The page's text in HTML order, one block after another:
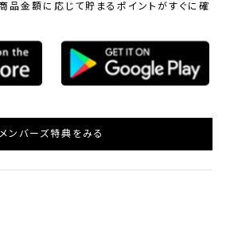
品金額に応じて貯まるポイントがすぐに確
メンバーズ特典をみる